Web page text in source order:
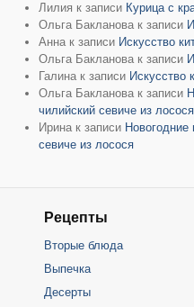
Лилия к записи Курица с
Ольга Бакланова к записи
Анна к записи Искусство
Ольга Бакланова к записи
Галина к записи Искусство
Ольга Бакланова к записи
чилийский севиче из лосося
Ирина к записи
севиче из лосося
Рецепты
Вторые блюда
Выпечка
Десерты